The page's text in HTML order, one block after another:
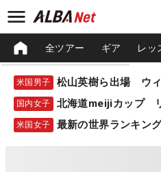
全ツアー ギア レッ
米国男子
国内女子 北海道meijiカップ
米国女子 最新の世界ランキン